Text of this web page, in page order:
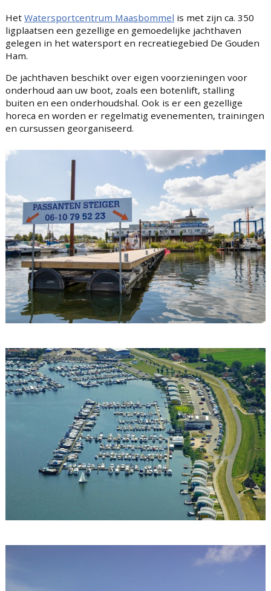
Het Watersportcentrum Maasbommel is met zijn ca. 350
ligplaatsen een gezellige en gemoedelijke jachthaven
gelegen in het watersport en recreatiegebied De Gouden
Ham.
De jachthaven beschikt over eigen voorzieningen voor
onderhoud aan uw boot, zoals een botenlift, stalling
buiten en een onderhoudshal. Ook is er een gezellige
horeca en worden er regelmatig evenementen, trainingen
en cursussen georganiseerd.